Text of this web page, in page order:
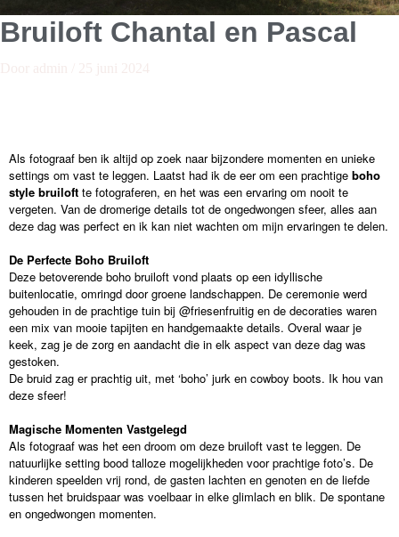
Bruiloft Chantal en Pascal
Als fotograaf ben ik altijd op zoek naar bijzondere momenten en unieke
settings om vast te leggen. Laatst had ik de eer om een prachtige boho
style bruiloft te fotograferen, en het was een ervaring om nooit te
vergeten. Van de dromerige details tot de ongedwongen sfeer, alles aan
deze dag was perfect en ik kan niet wachten om mijn ervaringen te delen.
De Perfecte Boho Bruiloft
Deze betoverende boho bruiloft vond plaats op een idyllische
buitenlocatie, omringd door groene landschappen. De ceremonie werd
gehouden in de prachtige tuin bij @friesenfruitig en de decoraties waren
een mix van mooie tapijten en handgemaakte details. Overal waar je
keek, zag je de zorg en aandacht die in elk aspect van deze dag was
gestoken.
De bruid zag er prachtig uit, met ‘boho’ jurk en cowboy boots. Ik hou van
deze sfeer!
Magische Momenten Vastgelegd
Als fotograaf was het een droom om deze bruiloft vast te leggen. De
natuurlijke setting bood talloze mogelijkheden voor prachtige foto’s. De
kinderen speelden vrij rond, de gasten lachten en genoten en de liefde
tussen het bruidspaar was voelbaar in elke glimlach en blik. De spontane
en ongedwongen momenten.